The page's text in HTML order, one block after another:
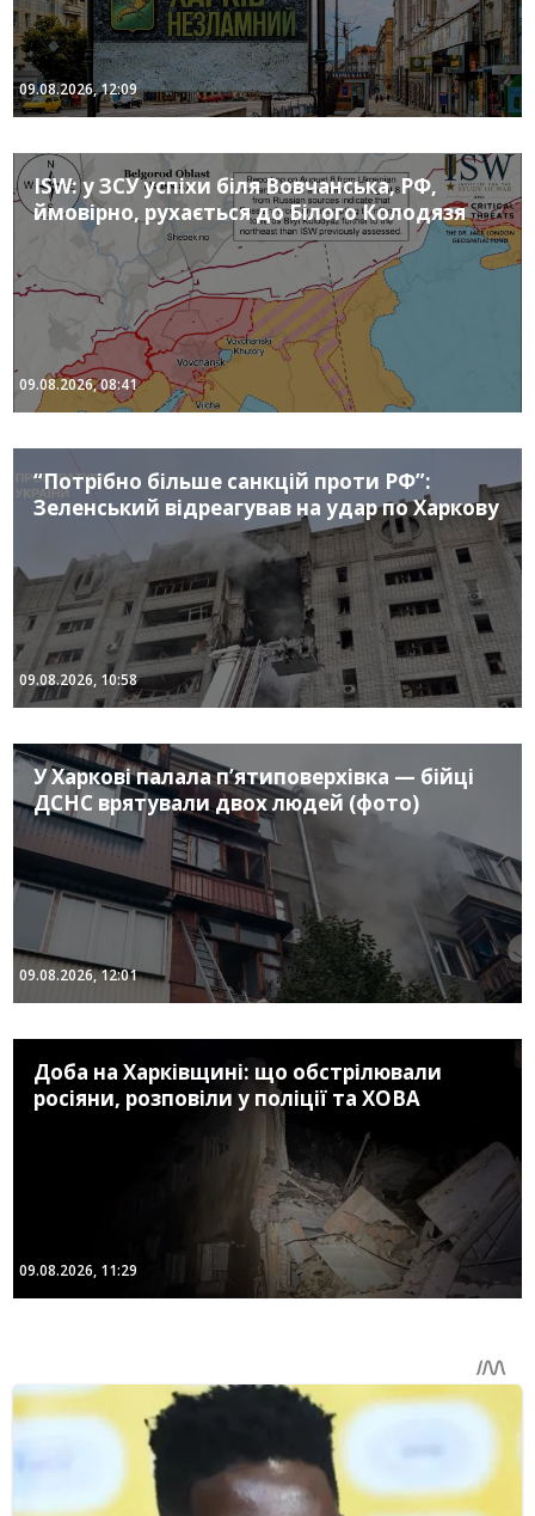
09.08.2026, 12:09
ISW: у ЗСУ успіхи біля Вовчанська, РФ,
ймовірно, рухається до Білого Колодязя
09.08.2026, 08:41
“Потрібно більше санкцій проти РФ”:
Зеленський відреагував на удар по Харкову
09.08.2026, 10:58
У Харкові палала п’ятиповерхівка — бійці
ДСНС врятували двох людей (фото)
09.08.2026, 12:01
Доба на Харківщині: що обстрілювали
росіяни, розповіли у поліції та ХОВА
09.08.2026, 11:29